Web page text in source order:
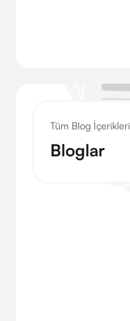
Tüm Blog İçerikleri
Bloglar